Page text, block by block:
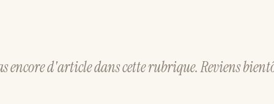
encore d'article dans cette rubrique. Reviens